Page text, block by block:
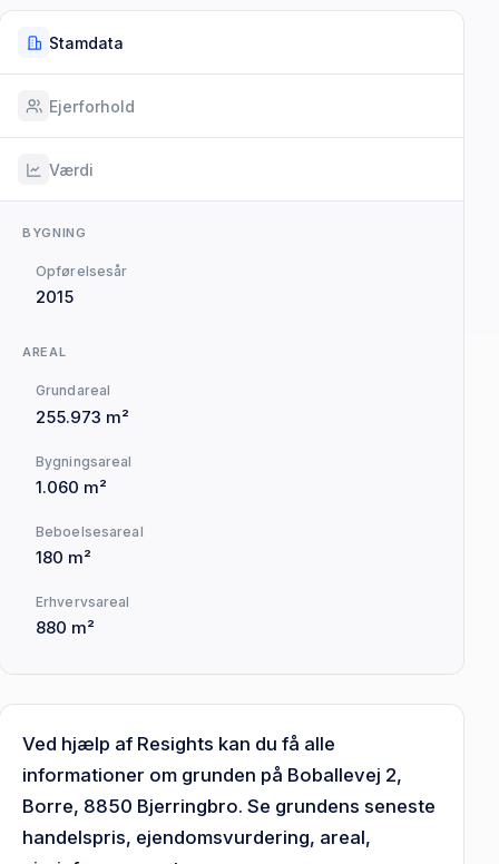
Stamdata
Ejerforhold
Værdi
BYGNING
Opførelsesår
2015
AREAL
Grundareal
255.973 m²
Bygningsareal
1.060 m²
Beboelsesareal
180 m²
Erhvervsareal
880 m²
Ved hjælp af Resights kan du få alle
informationer om grunden på Boballevej 2,
Borre, 8850 Bjerringbro. Se grundens seneste
handelspris, ejendomsvurdering, areal,